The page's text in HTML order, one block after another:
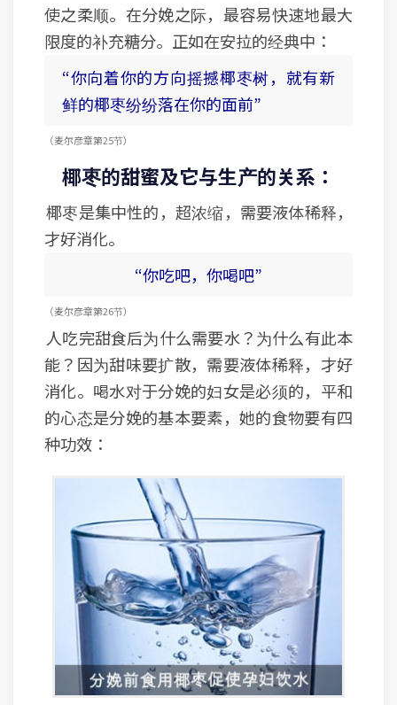
使之柔顺。在分娩之际，最容易快速地最大
限度的补充糖分。正如在安拉的经典中：
“你向着你的方向摇撼椰枣树，就有新
鲜的椰枣纷纷落在你的面前”
（麦尔彦章 第25节）
椰枣的甜蜜及它与生产的关系：
椰枣是集中性的，超浓缩，需要液体稀释，
才好消化。
“你吃吧，你喝吧”
（麦尔彦章 第26节）
人吃完甜食后为什么需要水？为什么有此本
能？因为甜味要扩散，需要液体稀释，才好
消化。喝水对于分娩的妇女是必须的，平和
的心态是分娩的基本要素，她的食物要有四
种功效：